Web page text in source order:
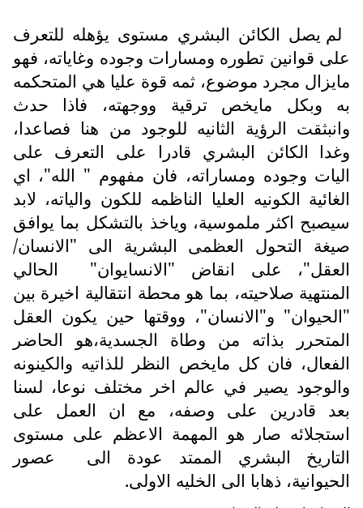
لم يصل الكائن البشري مستوى يؤهله للتعرف
على قوانين تطوره ومسارات وجوده وغاياته، فهو
مايزال مجرد موضوع، ثمه قوة عليا هي المتحكمه
به وبكل مايخص ترقية ووجهته، فاذا حدث
وانبثقت الرؤية الثانيه للوجود من هنا فصاعدا،
وغدا الكائن البشري قادرا على التعرف على
اليات وجوده ومساراته، فان مفهوم " الله"، اي
الغائية الكونيه العليا الناظمه للكون والياته، لابد
سيصبح اكثر ملموسية، وياخذ بالتشكل بما يوافق
صيغة التحول العظمى البشرية الى "الانسان/
العقل"، على انقاض "الانسايوان"
الحالي
المنتهية صلاحيته، بما هو محطة انتقالية اخيرة بين
"الحيوان" و"الانسان"، ووقتها حين يكون العقل
المتحرر بذاته من وطاة الجسدية،هو الحاضر
الفعال، فان كل مايخص النظر للذاتيه والكينونه
والوجود يصير في عالم اخر مختلف نوعا، لسنا
بعد قادرين على وصفه، مع ان العمل على
استجلائه صار هو المهمة الاعظم على مستوى
التاريخ البشري الممتد عودة الى
عصور
الحيوانية، ذهابا الى الخليه الاولى.